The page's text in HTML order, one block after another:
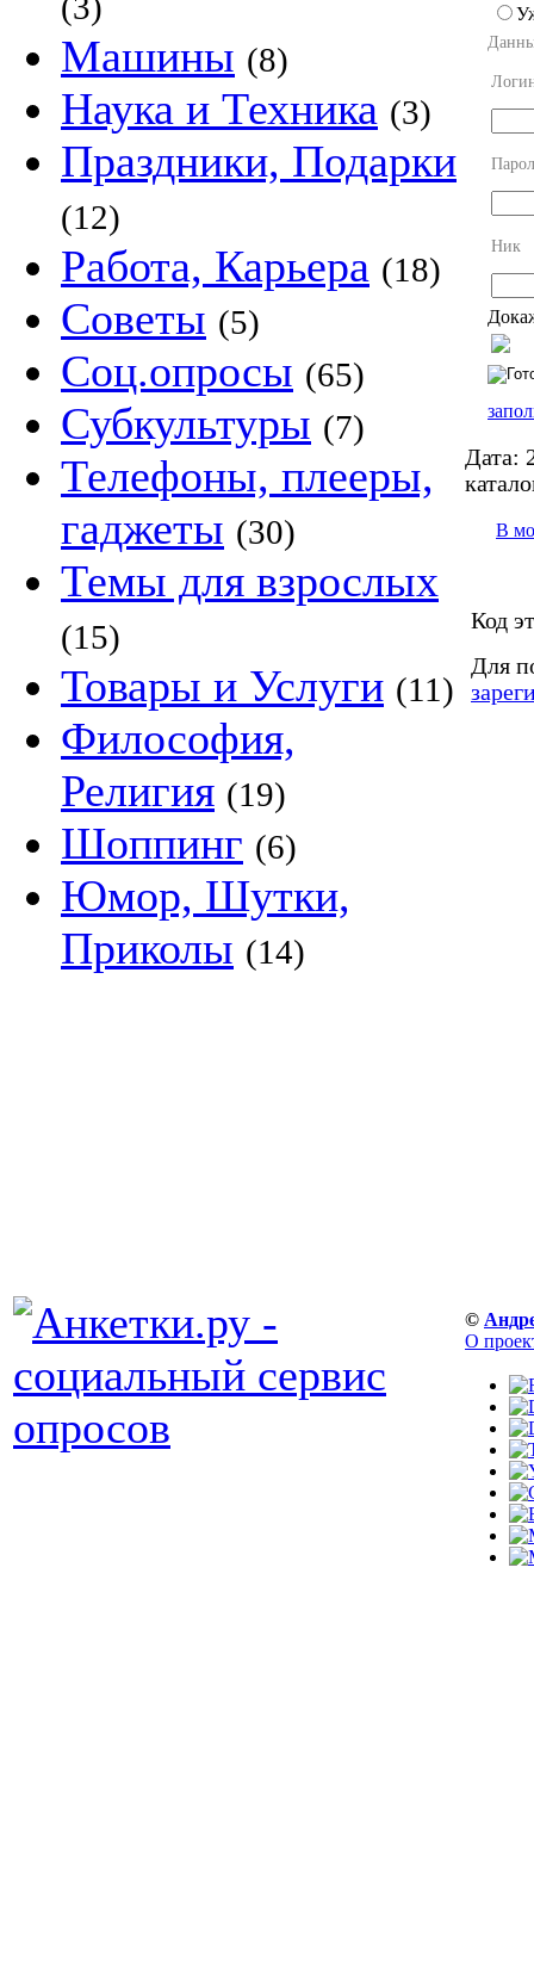
Машины (8)
Наука и Техника (3)
Праздники, Подарки
(12)
Работа, Карьера (18)
Советы (5)
Соц.опросы (65)
Субкультуры (7)
Телефоны, плееры,
гаджеты (30)
Темы для взрослых
(15)
Товары и Услуги (11)
Философия,
Религия (19)
Шоппинг (6)
Юмор, Шутки,
Приколы (14)
Ник
Дата:
В
Код
Для
©
О